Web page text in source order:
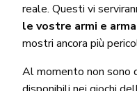
reale. Questi vi
le vostre armi e
mostri ancora più
Al momento non sono